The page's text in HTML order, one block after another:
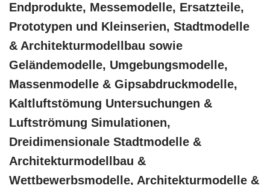
Endprodukte, Messemodelle, Ersatzteile,
Prototypen und Kleinserien, Stadtmodelle
& Architekturmodellbau sowie
Geländemodelle, Umgebungsmodelle,
Massenmodelle & Gipsabdruckmodelle,
Kaltluftstömung Untersuchungen &
Luftströmung Simulationen,
Dreidimensionale Stadtmodelle &
Architekturmodellbau &
Wettbewerbsmodelle, Architekturmodelle &